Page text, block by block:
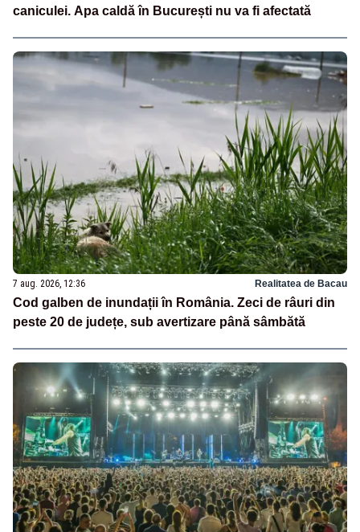
caniculei. Apa caldă în București nu va fi afectată
7 aug. 2026, 12:36 Realitatea de Bacau
Cod galben de inundații în România. Zeci de râuri din
peste 20 de județe, sub avertizare până sâmbătă